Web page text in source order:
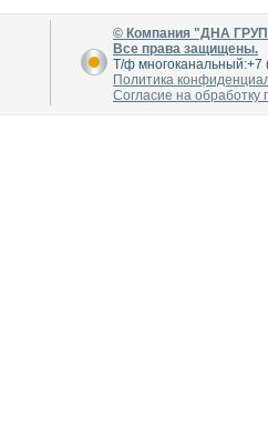
© Компания "ДНА
Все права защищены.
Т/ф
Политика
Согласие на